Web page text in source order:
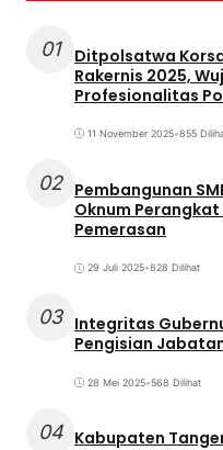
01
Ditpolsatwa
Rakernis 2025,
Profesionalitas
11 November 2025•855
02 Pembangunan
Oknum
Pemerasan
29 Juli 2025•828 Dilihat
03 Integritas
Pengisian
28 Mei 2025•568 Dilihat
04 Kabupaten